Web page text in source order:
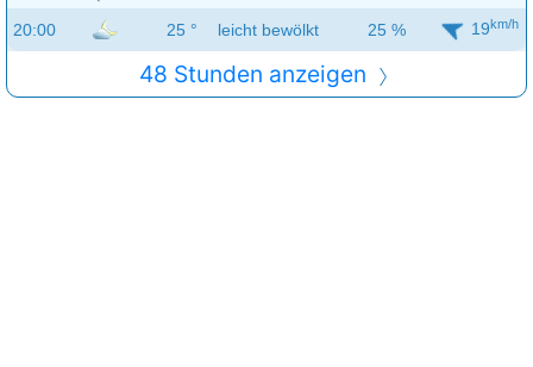
20:00 25 ° leicht bewölkt 25 % 19km/h
48 Stunden anzeigen